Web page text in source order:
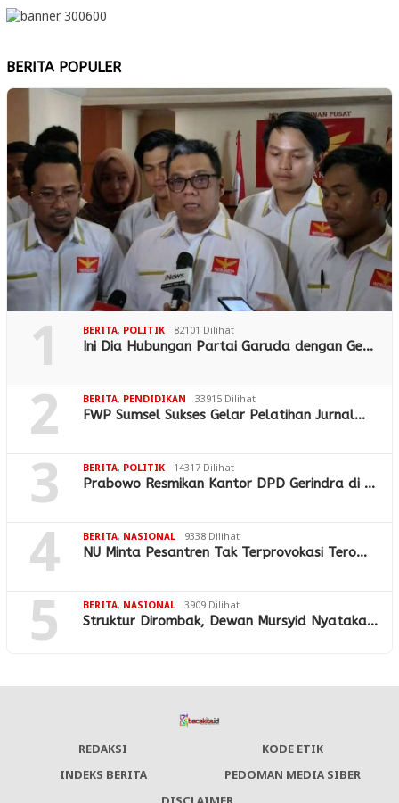
BERITA POPULER
1 BERITA, POLITIK 82101 Dilihat
Ini Dia Hubungan Partai Garuda dengan Ge…
2 BERITA, PENDIDIKAN 33915 Dilihat
FWP Sumsel Sukses Gelar Pelatihan Jurnal…
3 BERITA, POLITIK 14317 Dilihat
Prabowo Resmikan Kantor DPD Gerindra di …
4 BERITA, NASIONAL 9338 Dilihat
NU Minta Pesantren Tak Terprovokasi Tero…
5 BERITA, NASIONAL 3909 Dilihat
Struktur Dirombak, Dewan Mursyid Nyataka…
REDAKSI
KODE ETIK
INDEKS BERITA
PEDOMAN MEDIA SIBER